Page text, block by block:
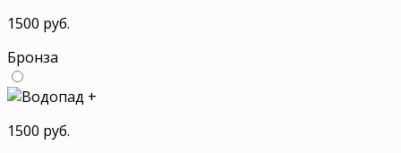
1500 руб.
Бронза
+
1500 руб.